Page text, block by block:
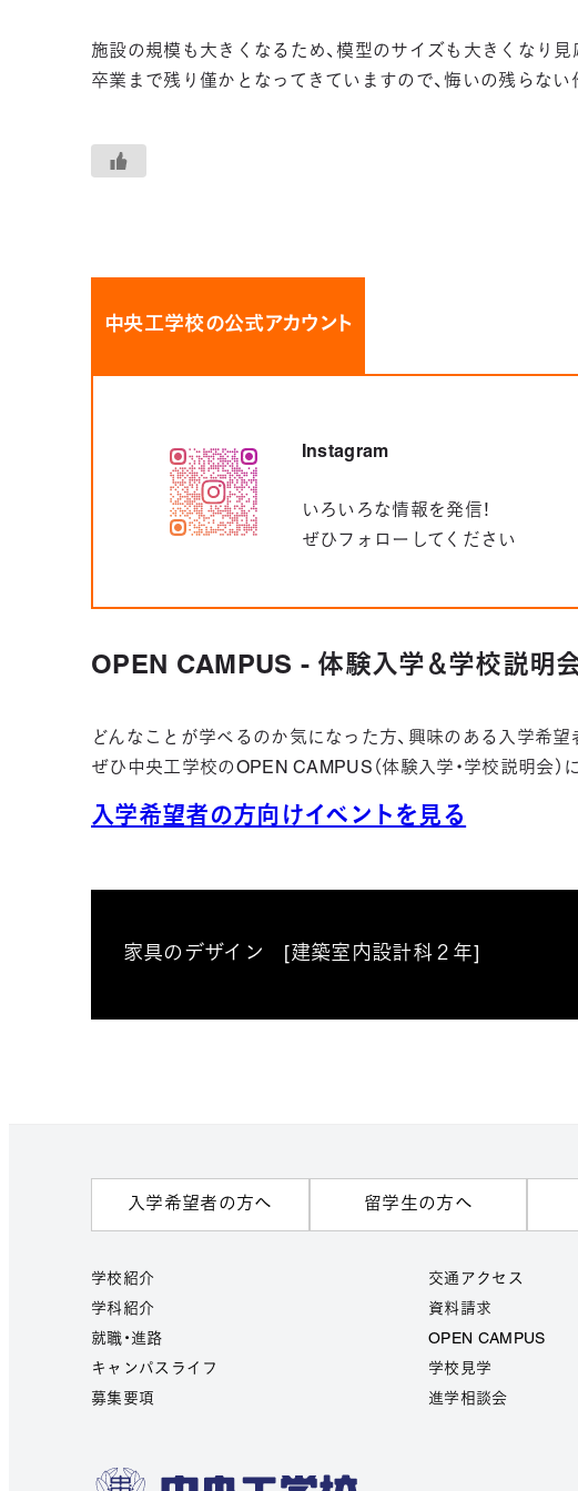
施設の規模も大きくなるため、模型のサイズも大きくなり見
卒業まで残り僅かとなってきていますので、悔いの残らない
中央工学校の公式アカウント
Instagram
いろいろな情報を発信！
ぜひフォローしてください
OPEN CAMPUS - 体験入学＆学校説明
どんなことが学べるのか気になった方、興味のある入学希望
ぜひ中央工学校のOPEN CAMPUS（体験入学・学校説明会）
入学希望者の方向けイベントを見る
家具のデザイン [建築室内設計科２年]
入学希望者の方へ 留学生の方へ
学校紹介
学科紹介
就職・進路
キャンパスライフ
募集要項
交通アクセス
資料請求
OPEN CAMPUS
学校見学
進学相談会